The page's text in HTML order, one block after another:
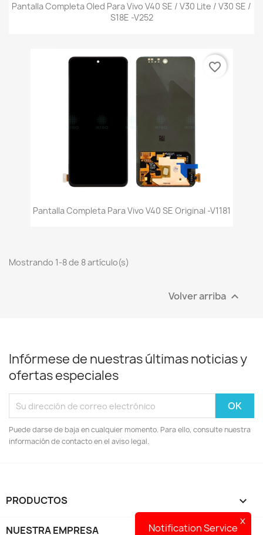
Pantalla Completa Oled Para Vivo V40 SE / V30 Lite / V30 SE /
S18E -V252
Pantalla Completa Para Vivo V40 SE Original -V1181
favorite_border
Mostrando 1-8 de 8 artículo(s)
Volver arriba 
Infórmese de nuestras últimas noticias y
ofertas especiales
Puede darse de baja en cualquier momento. Para ello, consulte nuestra
información de contacto en el aviso legal.
PRODUCTOS 
NUESTRA EMPRESA 
x
Notification Service